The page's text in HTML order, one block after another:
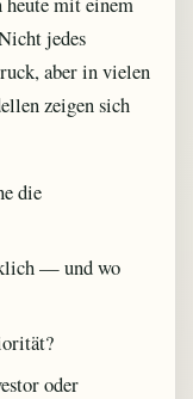
jedes
aber in vielen
zeigen sich
die
— und wo
oder